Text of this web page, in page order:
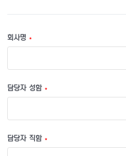
회사명 *
담당자 성함 *
담당자 직함 *